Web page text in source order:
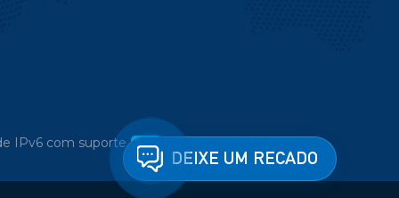
IPv6 com suporte
DEIXE UM RECADO